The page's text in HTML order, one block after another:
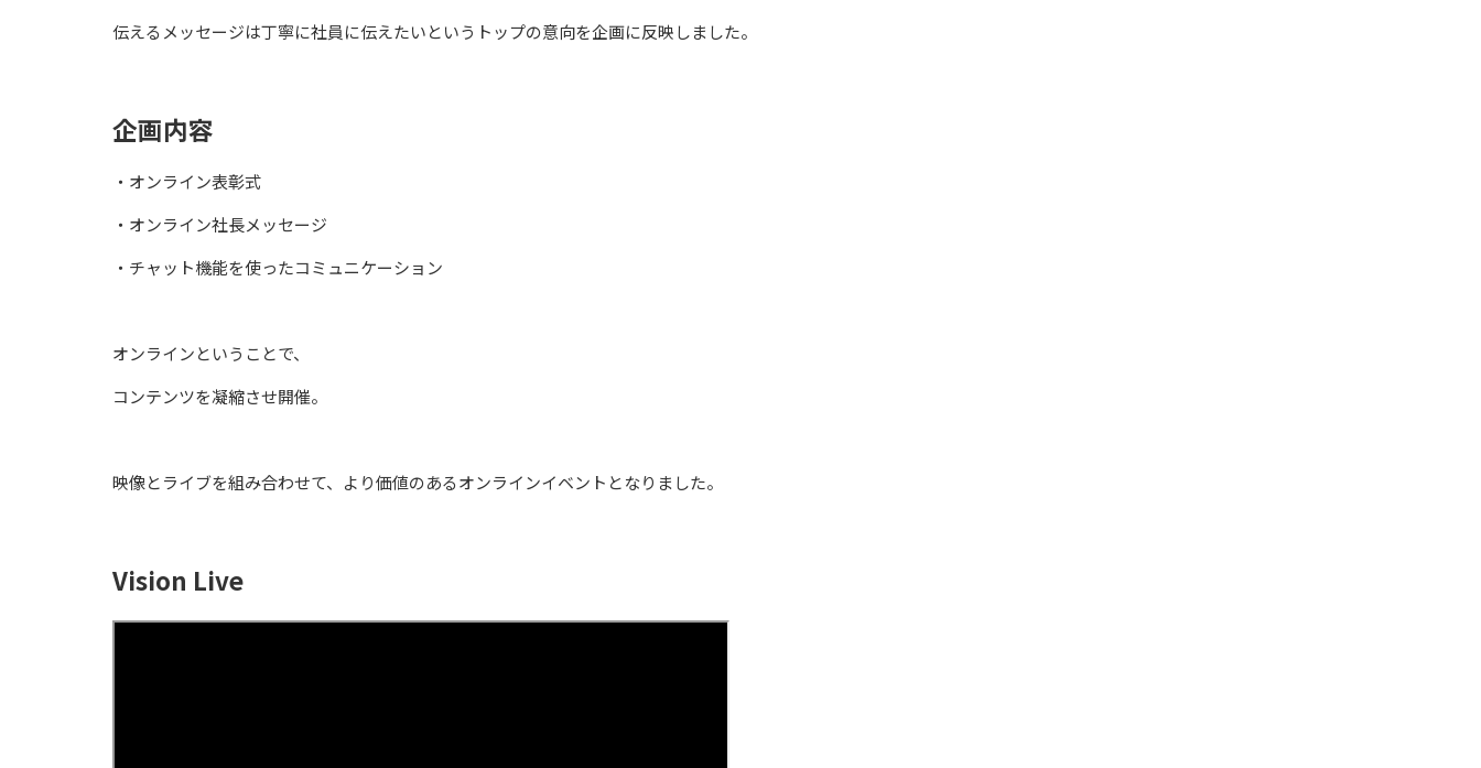
伝えるメッセージは丁寧に社員に伝えたいというトップの意向を企画に反映しました。
企画内容
・オンライン表彰式
・オンライン社長メッセージ
・チャット機能を使ったコミュニケーション
オンラインということで、
コンテンツを凝縮させ開催。
映像とライブを組み合わせて、より価値のあるオンラインイベントとなりました。
Vision Live